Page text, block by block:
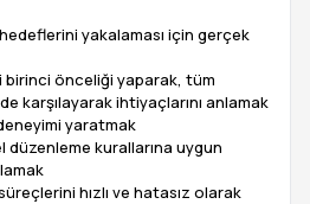
hedeflerini yakalaması için gerçek
birinci önceliği yaparak, tüm
karşılayarak ihtiyaçlarını anlamak
yaratmak
düzenleme kurallarına uygun
hızlı ve hatasız olarak